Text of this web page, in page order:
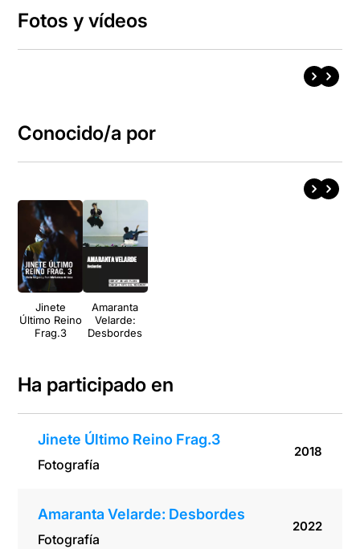
Fotos y vídeos
Conocido/a por
Jinete
Último Reino
Frag.3
Amaranta
Velarde:
Desbordes
Ha participado en
Jinete Último Reino Frag.3
Fotografía
2018
Amaranta Velarde: Desbordes
Fotografía
2022